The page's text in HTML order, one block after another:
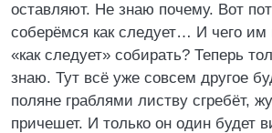
оставляют. Не знаю почему. Вот
соберёмся как следует… И чего им
«как следует» собирать? Теперь
знаю. Тут всё уже совсем другое
поляне граблями листву сгребёт,
причешет. И только он один будет